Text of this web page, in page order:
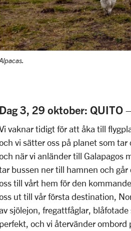
Dag 3, 29 oktober: QUITO
vaknar tidigt för att åka till
vi sätter oss på planet som
när vi anländer till Galapagos
bussen ner till hamnen och
till vårt hem för den
ut till vår första destination,
sjölejon, fregattfåglar,
perfekt, och vi återvänder ombord